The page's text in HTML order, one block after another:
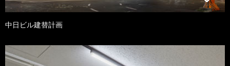
中日ビル建替計画